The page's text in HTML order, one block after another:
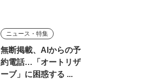
ニュース・特集
無断掲載、AIからの予
約電話…「オートリザ
ーブ」に困惑する ...